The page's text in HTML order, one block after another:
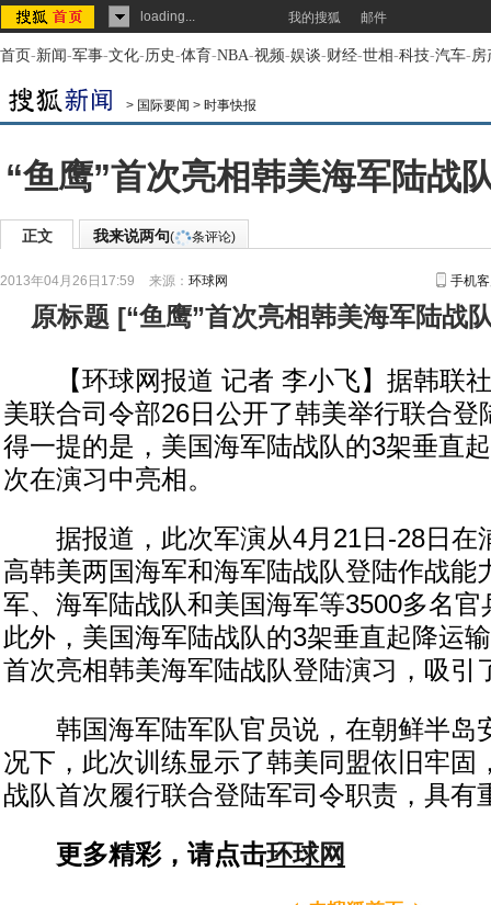
loading... 我的搜狐 邮件
首页-新闻-军事-文化-历史-体育-NBA-视频-娱谈-财经-世相-科技-汽车-房
> 国际要闻 > 时事快报
“鱼鹰”首次亮相韩美海军陆战
正文 我来说两句( 条评论)
2013年04月26日17:59 来源： 环球网 手机
原标题 [“鱼鹰”首次亮相韩美海军陆战
【环球网报道 记者 李小飞】据韩联社
美联合司令部26日公开了韩美举行联合登
得一提的是，美国海军陆战队的3架垂直
次在演习中亮相。
据报道，此次军演从4月21日-28日在
高韩美两国海军和海军陆战队登陆作战能
军、海军陆战队和美国海军等3500多名
此外，美国海军陆战队的3架垂直起降运
首次亮相韩美海军陆战队登陆演习，吸引
韩国海军陆军队官员说，在朝鲜半岛
况下，此次训练显示了韩美同盟依旧牢固
战队首次履行联合登陆军司令职责，具有
更多精彩，请点击环球网